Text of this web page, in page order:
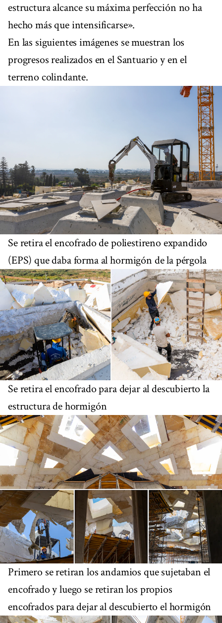
estructura alcance su máxima perfección no ha
hecho más que intensificarse».
En las siguientes imágenes se muestran los
progresos realizados en el Santuario y en el
terreno colindante.
Se retira el encofrado de poliestireno expandido
(EPS) que daba forma al hormigón de la pérgola
Se retira el encofrado para dejar al descubierto la
estructura de hormigón
Primero se retiran los andamios que sujetaban el
encofrado y luego se retiran los propios
encofrados para dejar al descubierto el hormigón